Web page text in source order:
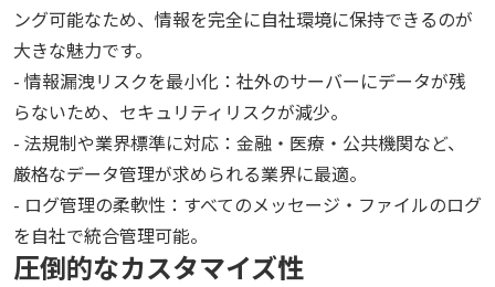
ング可能なため、情報を完全に自社環境に保持できるのが
大きな魅力です。
- 情報漏洩リスクを最小化：社外のサーバーにデータが残
らないため、セキュリティリスクが減少。
- 法規制や業界標準に対応：金融・医療・公共機関など、
厳格なデータ管理が求められる業界に最適。
- ログ管理の柔軟性：すべてのメッセージ・ファイルのログ
を自社で統合管理可能。
圧倒的なカスタマイズ性